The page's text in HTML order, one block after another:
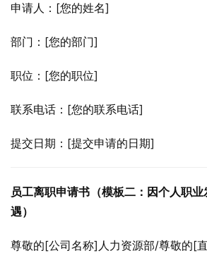
申请人：[您的姓名]
部门：[您的部门]
职位：[您的职位]
联系电话：[您的联系电话]
提交日期：[提交申请的日期]
员工离职申请书（模板二：因个人职
遇）
尊敬的[公司名称]人力资源部/尊敬的[